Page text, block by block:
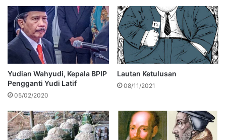
Yudian Wahyudi, Kepala BPIP
Pengganti Yudi Latif
05/02/2020
Lautan Ketulusan
08/11/2021